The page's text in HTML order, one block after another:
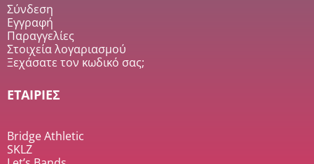
Σύνδεση
Εγγραφή
Παραγγελίες
Στοιχεία λογαριασμού
Ξεχάσατε τον κωδικό σας;
ΕΤΑΙΡΙΕΣ
Bridge Athletic
SKLZ